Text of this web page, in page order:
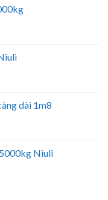
dài 1m8
Niuli